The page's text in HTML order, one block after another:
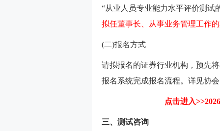
“从业人员专业能力水平评价测试
拟任董事长、从事业务管理工作
(二)报名方式
请拟报名的证券行业机构，预先
报名系统完成报名流程。详见协会
点击进入
三、测试咨询